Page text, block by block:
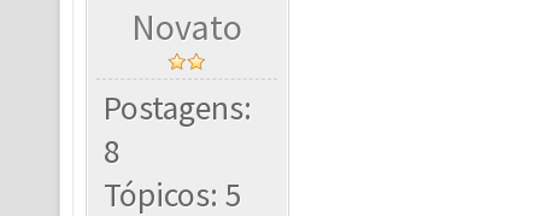
Novato
Postagens:
8
Tópicos: 5